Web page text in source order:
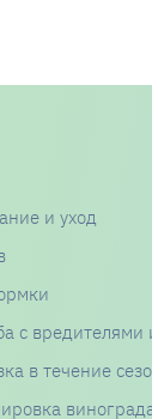
и уход
с вредителями
в течение